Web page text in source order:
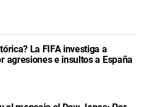
La FIFA investiga a
agresiones e insultos a España